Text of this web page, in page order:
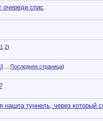
очереди спас
1 2)
3 Последняя страница)
нашла туннель, через который